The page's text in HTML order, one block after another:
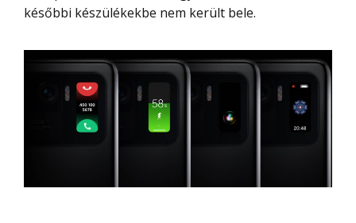
későbbi készülékekbe nem került bele.